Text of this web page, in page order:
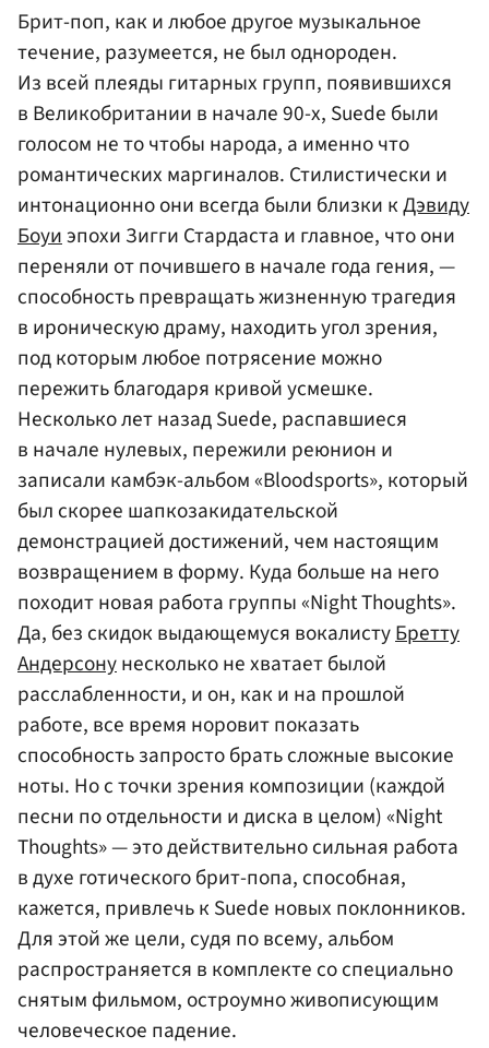
Брит-поп, как и любое другое музыкальное
течение, разумеется, не был однороден.
Из всей плеяды гитарных групп, появившихся
в Великобритании в начале 90-х, Suede были
голосом не то чтобы народа, а именно что
романтических маргиналов. Стилистически и
интонационно они всегда были близки кДэвиду
Боуиэпохи Зигги Стардаста и главное, что они
переняли от почившего в начале года гения, —
способность превращать жизненную трагедия
в ироническую драму, находить угол зрения,
под которым любое потрясение можно
пережить благодаря кривой усмешке.
Несколько лет назад Suede, распавшиеся
в начале нулевых, пережили реюнион и
записали камбэк-альбом «Bloodsports», который
был скорее шапкозакидательской
демонстрацией достижений, чем настоящим
возвращением в форму. Куда больше на него
походит новая работа группы «Night Thoughts».
Да, без скидок выдающемуся вокалистуБретту
Андерсонунесколько не хватает былой
расслабленности, и он, как и на прошлой
работе, все время норовит показать
способность запросто брать сложные высокие
ноты. Но с точки зрения композиции (каждой
песни по отдельности и диска в целом) «Night
Thoughts» — это действительно сильная работа
в духе готического брит-попа, способная,
кажется, привлечь к Suede новых поклонников.
Для этой же цели, судя по всему, альбом
распространяется в комплекте со специально
снятым фильмом, остроумно живописующим
человеческое падение.